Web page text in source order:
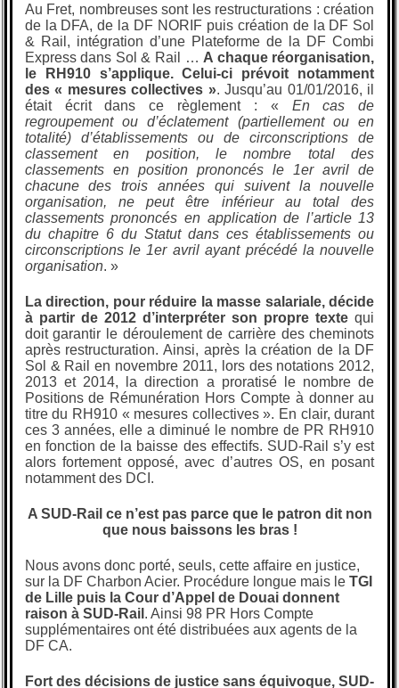
Au Fret, nombreuses sont les restructurations : création
de la DFA, de la DF NORIF puis création de la DF Sol
& Rail, intégration d’une Plateforme de la DF Combi
Express dans Sol & Rail … A chaque réorganisation,
le RH910 s’applique. Celui-ci prévoit notamment
des « mesures collectives ». Jusqu’au 01/01/2016, il
était écrit dans ce règlement : «
En cas de
regroupement ou d’éclatement (partiellement ou en
totalité) d’établissements ou de circonscriptions de
classement en position, le nombre total des
classements en position prononcés le 1er avril de
chacune des trois années qui suivent la nouvelle
organisation, ne peut être inférieur au total des
classements prononcés en application de l’article 13
du chapitre 6 du Statut dans ces établissements ou
circonscriptions le 1er avril ayant précédé la nouvelle
organisation. »
La direction, pour réduire la masse salariale, décide
à partir de 2012 d’interpréter son propre texte qui
doit garantir le déroulement de carrière des cheminots
après restructuration. Ainsi, après la création de la DF
Sol & Rail en novembre 2011, lors des notations 2012,
2013 et 2014, la direction a proratisé le nombre de
Positions de Rémunération Hors Compte à donner au
titre du RH910 « mesures collectives ». En clair, durant
ces 3 années, elle a diminué le nombre de PR RH910
en fonction de la baisse des effectifs. SUD-Rail s’y est
alors fortement opposé, avec d’autres OS, en posant
notamment des DCI.
A SUD-Rail ce n’est pas parce que le patron dit non
que nous baissons les bras !
Nous avons donc porté, seuls, cette affaire en justice,
sur la DF Charbon Acier. Procédure longue mais le TGI
de Lille puis la Cour d’Appel de Douai donnent
raison à SUD-Rail . Ainsi 98 PR Hors Compte
supplémentaires ont été distribuées aux agents de la
DF CA.
Fort des décisions de justice sans équivoque, SUD-